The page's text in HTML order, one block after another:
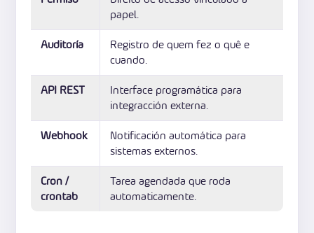
papel.
Auditoría
Registro de quem fez o quê e
cuando.
API REST
Interface programática para
integracción externa.
Webhook
Notificación automática para
sistemas externos.
Cron /
crontab
Tarea agendada que roda
automaticamente.